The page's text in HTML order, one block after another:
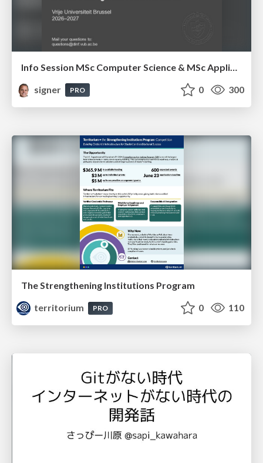
signer
PRO 0 300
The Strengthening Institutions Program
territorium
PRO 0 110